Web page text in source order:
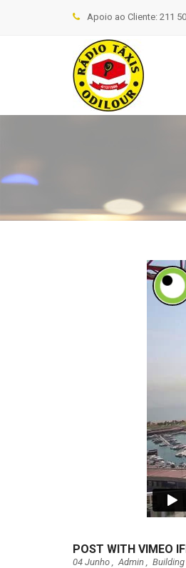
Apoio ao Cliente: 211
POST WITH VIMEO
04 Junho , Admin , Building